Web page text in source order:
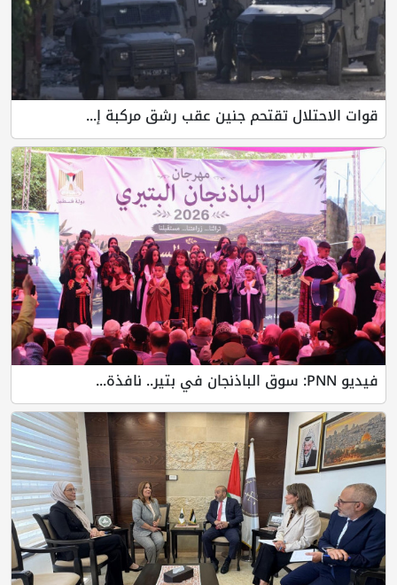
قوات الاحتلال تقتحم جنين عقب رشق مركبة إ...
فيديو PNN: سوق الباذنجان في بتير.. نافذة...